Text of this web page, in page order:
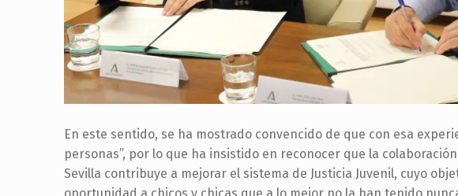
En este sentido, se ha mostrado convencido de que con esa
personas”, por lo que ha insistido en reconocer que la colaboración
Sevilla contribuye a mejorar el sistema de Justicia Juvenil, cuyo
oportunidad a chicos y chicas que a lo mejor no la han tenido